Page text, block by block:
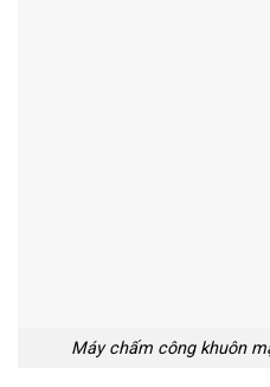
Máy chấm công khuôn